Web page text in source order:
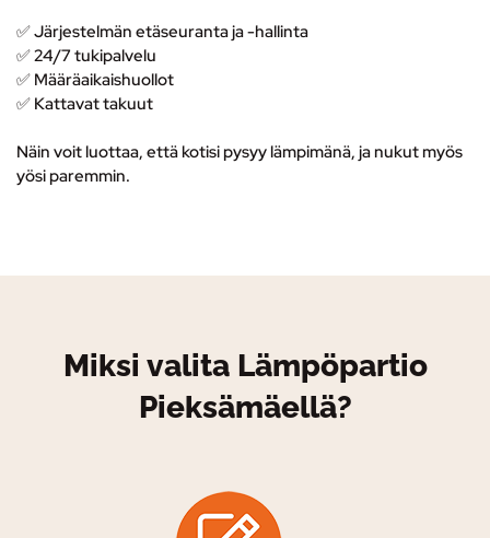
✅ Järjestelmän etäseuranta ja -hallinta
✅24/7 tukipalvelu
✅ Määräaikaishuollot
✅ Kattavat takuut
Näin voit luottaa, että kotisi pysyy lämpimänä, ja nukut myös
yösi paremmin.
Miksi valita Lämpöpartio
Pieksämäellä?